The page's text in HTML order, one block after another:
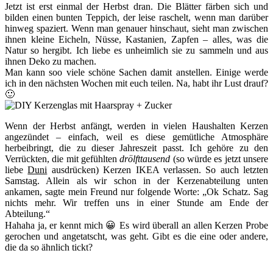
Jetzt ist erst einmal der Herbst dran. Die Blätter färben sich und
bilden einen bunten Teppich, der leise raschelt, wenn man darüber
hinweg spaziert. Wenn man genauer hinschaut, sieht man zwischen
ihnen kleine Eicheln, Nüsse, Kastanien, Zapfen – alles, was die
Natur so hergibt. Ich liebe es unheimlich sie zu sammeln und aus
ihnen Deko zu machen.
Man kann soo viele schöne Sachen damit anstellen. Einige werde
ich in den nächsten Wochen mit euch teilen. Na, habt ihr Lust drauf?
🙂
Wenn der Herbst anfängt, werden in vielen Haushalten Kerzen
angezündet – einfach, weil es diese gemütliche Atmosphäre
herbeibringt, die zu dieser Jahreszeit passt. Ich gehöre zu den
Verrückten, die mit gefühltendrölfttausend (so würde es jetzt unsere
liebeDuni ausdrücken) Kerzen IKEA verlassen. So auch letzten
Samstag. Allein als wir schon in der Kerzenabteilung unten
ankamen, sagte mein Freund nur folgende Worte: „Ok Schatz. Sag
nichts mehr. Wir treffen uns in einer Stunde am Ende der
Abteilung.“
Hahaha ja, er kennt mich 😀 Es wird überall an allen Kerzen Probe
gerochen und angetatscht, was geht. Gibt es die eine oder andere,
die da so ähnlich tickt?